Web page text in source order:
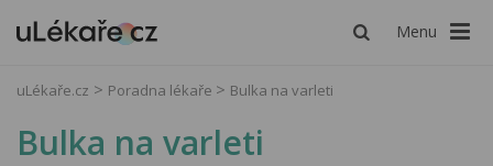
Menu
uLékaře.cz Poradna lékaře Bulka na varleti
Bulka na varleti